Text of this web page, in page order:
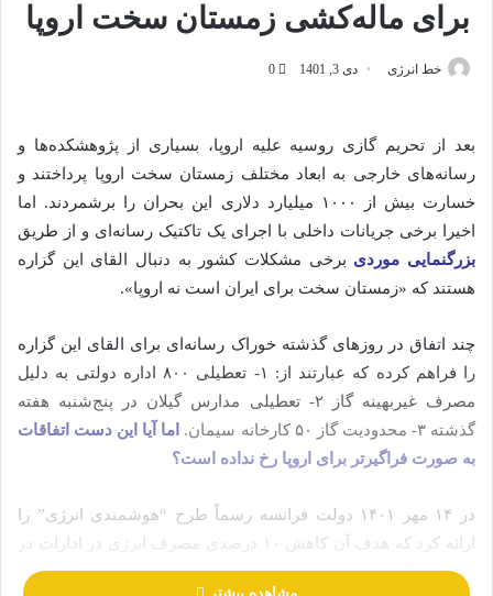
برای ماله‌کشی زمستان سخت اروپا
خط انرژی دی 3, 1401 0
بعد از تحریم گازی روسیه علیه اروپا، بسیاری از پژوهشکده‌ها و
رسانه‌های خارجی به ابعاد مختلف زمستان سخت اروپا پرداختند و
خسارت بیش از ۱۰۰۰ میلیارد دلاری این بحران را برشمردند. اما
اخیرا برخی جریانات داخلی با اجرای یک تاکتیک رسانه‌ای و از طریق
بزرگنمایی موردی برخی مشکلات کشور به دنبال القای این گزاره
هستند که «زمستان سخت برای ایران است نه اروپا».
چند اتفاق در روزهای گذشته خوراک رسانه‌ای برای القای این گزاره
را فراهم کرده که عبارتند از: ۱- تعطیلی ۸۰۰ اداره دولتی به دلیل
مصرف غیربهینه گاز ۲- تعطیلی مدارس گیلان در پنج‌شنبه هفته
گذشته ۳- محدودیت گاز ۵۰ کارخانه سیمان.
اما آیا این دست اتفاقات
به صورت فراگیرتر برای اروپا رخ نداده است؟
در ۱۴ مهر ۱۴۰۱ دولت فرانسه رسماً طرح “هوشمندی انرژی” را
ارائه کرد که هدف آن کاهش ۱۰ درصدی مصرف انرژی در ادارات در
دو سال آینده نسبت به سال ۲۰۱۹ است. طبق این طرح مدیران